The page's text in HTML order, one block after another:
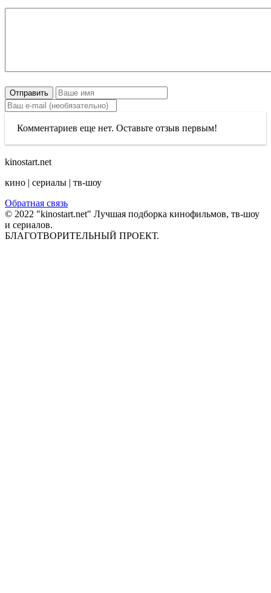
Отправить
Комментариев еще нет. Оставьте отзыв первым!
kinostart.net
кино | сериалы | тв-шоу
Обратная связь
© 2022 "kinostart.net" Лучшая подборка кинофильмов, тв-шоу
и сериалов.
БЛАГОТВОРИТЕЛЬНЫЙ ПРОЕКТ.